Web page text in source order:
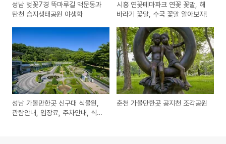
성남 벚꽃7경 뚝마루길 맥문동과
탄천 습지생태공원 야생화
시흥 연꽃테마파크 연꽃 꽃말, 해
바라기 꽃말, 수국 꽃말 알아보자!
성남 가볼만한곳 신구대 식물원,
관람안내, 입장료, 주차안내, 식물
춘천 가볼만한곳 공지천 조각공원